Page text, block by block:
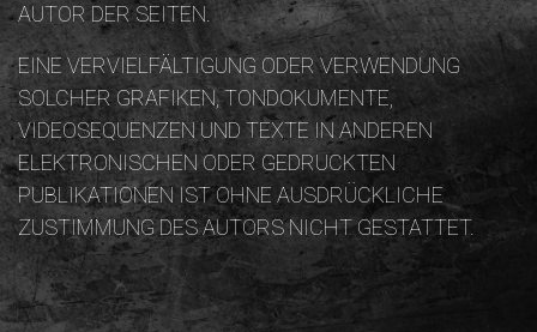
UTOR DER SEITEN.
EINE VERVIELFÄLTIGUNG ODER VERWENDUNG
SOLCHER GRAFIKEN, TONDOKUMENTE,
VIDEOSEQUENZEN UND TEXTE IN ANDEREN
ELEKTRONISCHEN ODER GEDRUCKTEN
PUBLIKATIONEN IST OHNE AUSDRÜCKLICHE
ZUSTIMMUNG DES AUTORS NICHT GESTATTET.